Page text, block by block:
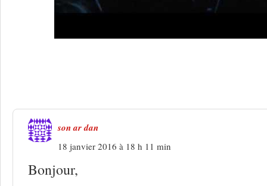
son ar dan
18 janvier 2016 à 18 h 11 min
Bonjour,